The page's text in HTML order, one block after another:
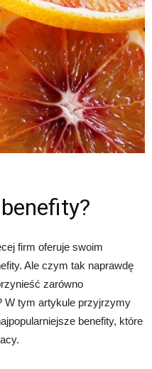
firm oferuje swoim
Ale czym tak naprawdę
zarówno
W tym artykule przyjrzymy
benefity, które